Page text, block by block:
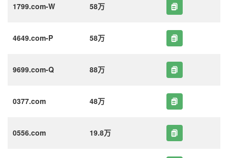
1799.com-W 58万
4649.com-P 58万
9699.com-Q 88万
0377.com 48万
0556.com 19.8万